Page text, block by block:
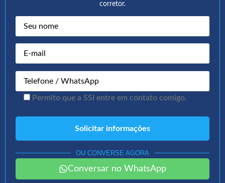
corretor.
Permito que a SSI entre em contato comigo.
OU CONVERSE AGORA
Conversar no WhatsApp